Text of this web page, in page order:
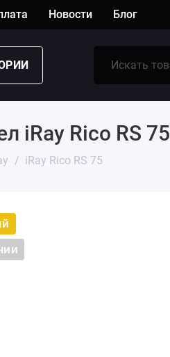
Новости Блог
iRay Rico RS 75
iRay Rico RS 75